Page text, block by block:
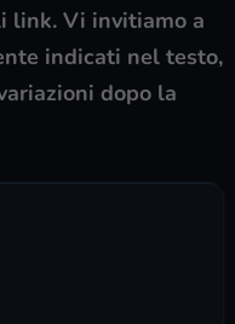
link. Vi invitiamo a
indicati nel testo,
dopo la